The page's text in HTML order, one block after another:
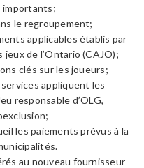
importants;
le regroupement;
applicables établis par
jeux de l’Ontario (CAJO);
clés sur les joueurs;
appliquent les
responsable d’OLG,
les paiements prévus à la
au nouveau fournisseur